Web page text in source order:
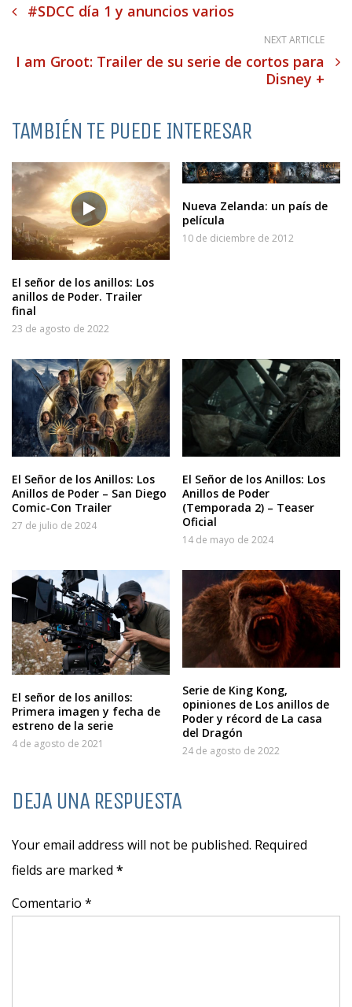
#SDCC día 1 y anuncios varios
NEXT ARTICLE
I am Groot: Trailer de su serie de cortos para
Disney +
TAMBIÉN TE PUEDE INTERESAR
El señor de los anillos: Los
anillos de Poder. Trailer
final
23 de agosto de 2022
Nueva Zelanda: un país de
película
10 de diciembre de 2012
El Señor de los Anillos: Los
Anillos de Poder – San Diego
Comic-Con Trailer
27 de julio de 2024
El Señor de los Anillos: Los
Anillos de Poder
(Temporada 2) – Teaser
Oficial
14 de mayo de 2024
El señor de los anillos:
Primera imagen y fecha de
estreno de la serie
4 de agosto de 2021
Serie de King Kong,
opiniones de Los anillos de
Poder y récord de La casa
del Dragón
24 de agosto de 2022
DEJA UNA RESPUESTA
Your email address will not be published. Required
fields are marked *
Comentario *